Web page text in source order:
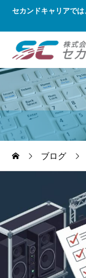
セカンドキャリアで
ブログ